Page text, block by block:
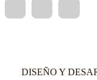
DISEÑO Y